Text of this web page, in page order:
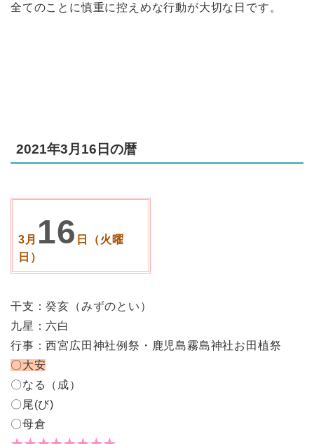
全てのことに慎重に控えめな行動が大切な日です。
2021年3月16日の暦
3月 16 日（火曜
日）
干支：癸亥（みずのとい）
九星：六白
行事：西宮広田神社例祭・鹿児島霧島神社お田植祭
〇大安
〇なる（成）
〇尾(び)
〇母倉